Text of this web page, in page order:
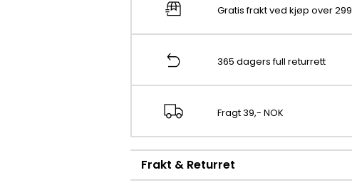
Gratis frakt ved kjøp over 299
365 dagers full returrett
Fragt 39,- NOK
Frakt & Returret